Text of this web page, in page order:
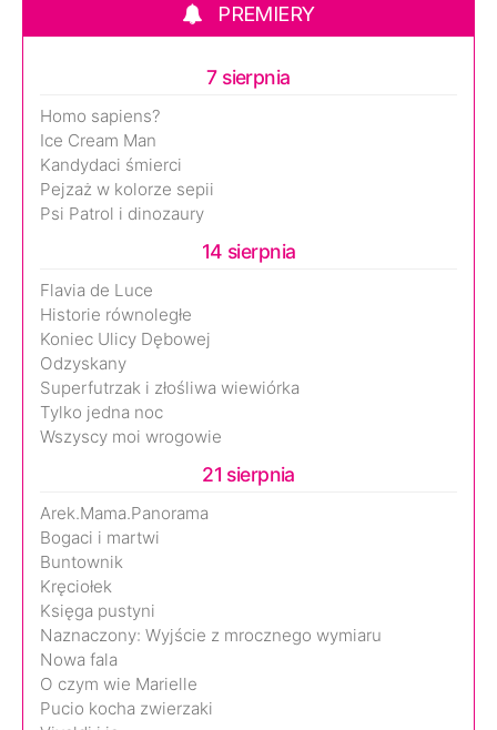
PREMIERY
7 sierpnia
Homo sapiens?
Ice Cream Man
Kandydaci śmierci
Pejzaż w kolorze sepii
Psi Patrol i dinozaury
14 sierpnia
Flavia de Luce
Historie równoległe
Koniec Ulicy Dębowej
Odzyskany
Superfutrzak i złośliwa wiewiórka
Tylko jedna noc
Wszyscy moi wrogowie
21 sierpnia
Arek.Mama.Panorama
Bogaci i martwi
Buntownik
Kręciołek
Księga pustyni
Naznaczony: Wyjście z mrocznego wymiaru
Nowa fala
O czym wie Marielle
Pucio kocha zwierzaki